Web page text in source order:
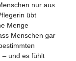
nur aus
übt
Menge
Menschen gar
– und es fühlt